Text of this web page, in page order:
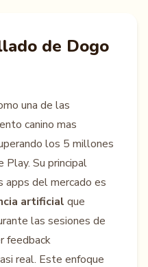
de Dogo
una de las
canino mas
los 5 millones
Play. Su principal
apps del mercado es
artificial que
las sesiones de
feedback
real. Este enfoque